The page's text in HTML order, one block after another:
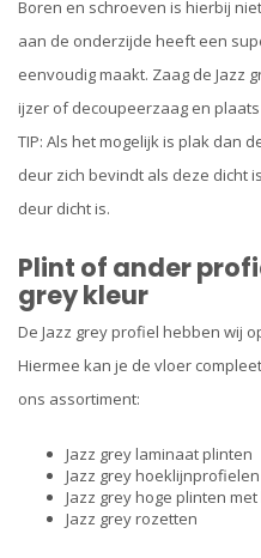
Boren en schroeven is hierbij
aan de onderzijde heeft een
eenvoudig maakt. Zaag de Jazz
ijzer of decoupeerzaag en
TIP: Als het mogelijk is plak dan
deur zich bevindt als deze dicht
deur dicht is.
Plint of ander
grey kleur
De Jazz grey profiel hebben wij
Hiermee kan je de vloer
ons assortiment:
Jazz grey laminaat plinten
Jazz grey hoeklijnprofielen
Jazz grey hoge plinten
Jazz grey rozetten